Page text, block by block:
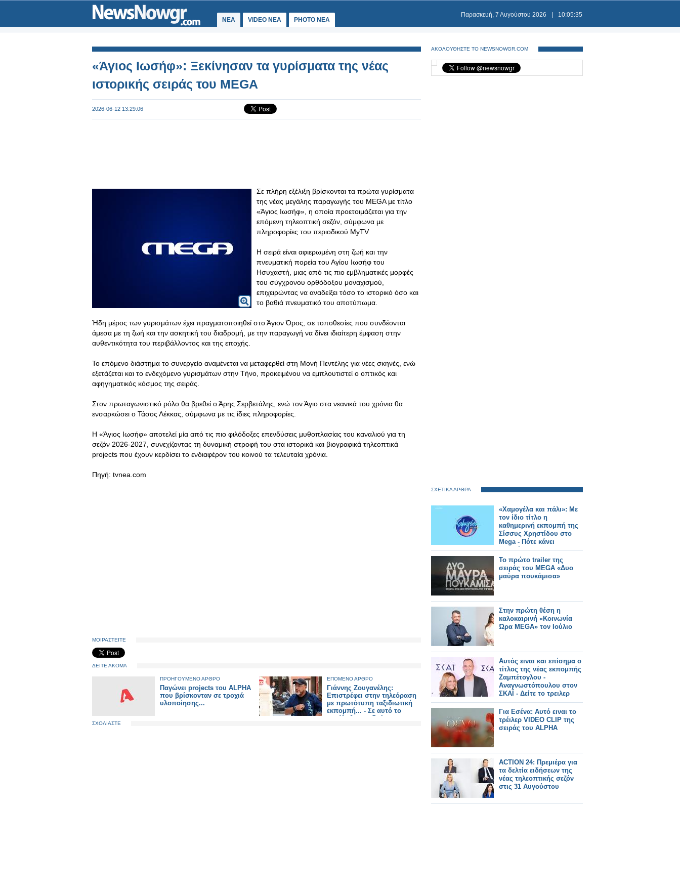
ΝΕΑ VIDEO NEA PHOTO NEA
Παρασκευή, 7 Αυγούστου 2026 10:05:35
«Άγιος Ιωσήφ»: Ξεκίνησαν τα γυρίσματα της νέας
ιστορικής σειράς του MEGA
2026-06-12 13:29:06
Σε πλήρη εξέλιξη βρίσκονται τα πρώτα γυρίσματα
της νέας μεγάλης παραγωγής του MEGA με τίτλο
«Άγιος Ιωσήφ», η οποία προετοιμάζεται για την
επόμενη τηλεοπτική σεζόν, σύμφωνα με
πληροφορίες του περιοδικού MyTV.
Η σειρά είναι αφιερωμένη στη ζωή και την
πνευματική πορεία του Αγίου Ιωσήφ του
Ησυχαστή, μιας από τις πιο εμβληματικές μορφές
του σύγχρονου ορθόδοξου μοναχισμού,
επιχειρώντας να αναδείξει τόσο το ιστορικό όσο και
το βαθιά πνευματικό του αποτύπωμα.
Ήδη μέρος των γυρισμάτων έχει πραγματοποιηθεί στο Άγιον Όρος, σε τοποθεσίες που συνδέονται
άμεσα με τη ζωή και την ασκητική του διαδρομή, με την παραγωγή να δίνει ιδιαίτερη έμφαση στην
αυθεντικότητα του περιβάλλοντος και της εποχής.
Το επόμενο διάστημα το συνεργείο αναμένεται να μεταφερθεί στη Μονή Πεντέλης για νέες σκηνές, ενώ
εξετάζεται και το ενδεχόμενο γυρισμάτων στην Τήνο, προκειμένου να εμπλουτιστεί ο οπτικός και
αφηγηματικός κόσμος της σειράς.
Στον πρωταγωνιστικό ρόλο θα βρεθεί ο Άρης Σερβετάλης, ενώ τον Άγιο στα νεανικά του χρόνια θα
ενσαρκώσει ο Τάσος Λέκκας, σύμφωνα με τις ίδιες πληροφορίες.
Η «Άγιος Ιωσήφ» αποτελεί μία από τις πιο φιλόδοξες επενδύσεις μυθοπλασίας του καναλιού για τη
σεζόν 2026-2027, συνεχίζοντας τη δυναμική στροφή του στα ιστορικά και βιογραφικά τηλεοπτικά
projects που έχουν κερδίσει το ενδιαφέρον του κοινού τα τελευταία χρόνια.
Πηγή: tvnea.com
ΜΟΙΡΑΣΤΕΙΤΕ
ΔΕΙΤΕ ΑΚΟΜΑ
ΠΡΟΗΓΟΥΜΕΝΟ ΑΡΘΡΟ
Παγώνει projects του ALPHA
που βρίσκονταν σε τροχιά
υλοποίησης...
ΕΠΟΜΕΝΟ ΑΡΘΡΟ
Γιάννης Ζουγανέλης:
Επιστρέφει στην τηλεόραση
με πρωτότυπη ταξιδιωτική
εκπομπή... - Σε αυτό το
κανάλι θα τον δούμε
ΣΧΟΛΙΑΣΤΕ
ΑΚΟΛΟΥΘΗΣΤΕ ΤΟ NEWSNOWGR.COM
ΣΧΕΤΙΚΑ ΑΡΘΡΑ
«Χαμογέλα και πάλι»: Με
τον ίδιο τίτλο η
καθημερινή εκπομπή της
Σίσσυς Χρηστίδου στο
Mega - Πότε κάνει
πρεμιέρα;
Το πρώτο trailer της
σειράς του MEGA «Δυο
μαύρα πουκάμισα»
Στην πρώτη θέση η
καλοκαιρινή «Κοινωνία
Ώρα MEGA» τον Ιούλιο
Αυτός ειναι και επίσημα ο
τίτλος της νέας εκπομπής
Ζαμπέτογλου -
Αναγνωστόπουλου στον
ΣΚΑΪ - Δείτε το τρειλερ
Για Εσένα: Αυτό ειναι το
τρέιλερ VIDEO CLIP της
σειράς του ALPHA
ACTION 24: Πρεμιέρα για
τα δελτία ειδήσεων της
νέας τηλεοπτικής σεζόν
στις 31 Αυγούστου